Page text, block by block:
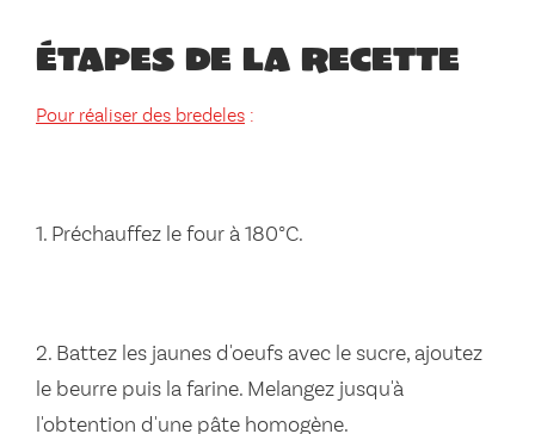
Étapes de la recette
Pour réaliser des bredeles :
1. Préchauffez le four à 180°C.
2. Battez les jaunes d'oeufs avec le sucre, ajoutez
le beurre puis la farine. Melangez jusqu'à
l'obtention d'une pâte homogène.